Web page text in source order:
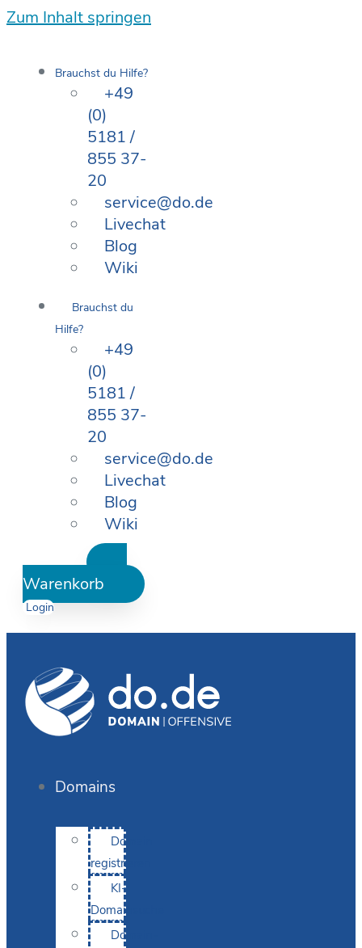
Zum Inhalt springen
Brauchst du Hilfe?
+49
(0)
5181 /
855 37-
20
service@do.de
Livechat
Blog
Wiki
Brauchst du
Hilfe?
+49
(0)
5181 /
855 37-
20
service@do.de
Livechat
Blog
Wiki
Warenkorb
Login
Domains
Domain
registrieren
KI-
Domainsuche
Domain-